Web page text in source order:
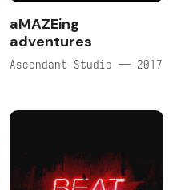
aMAZEing
adventures
Ascendant Studio — 2017